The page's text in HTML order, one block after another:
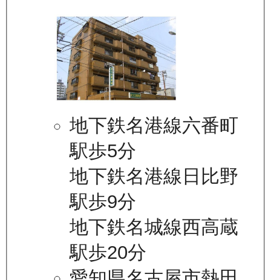
地下鉄名港線六番町
駅歩5分
地下鉄名港線日比野
駅歩9分
地下鉄名城線西高蔵
駅歩20分